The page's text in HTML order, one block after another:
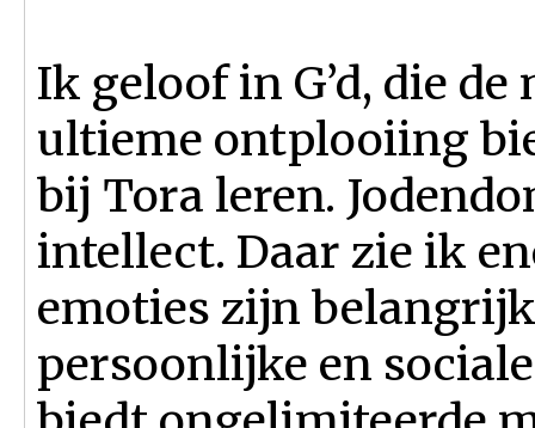
Ik geloof in G’d, die
ultieme ontplooiing
bij Tora leren.
intellect. Daar zie ik
emoties zijn
persoonlijke en